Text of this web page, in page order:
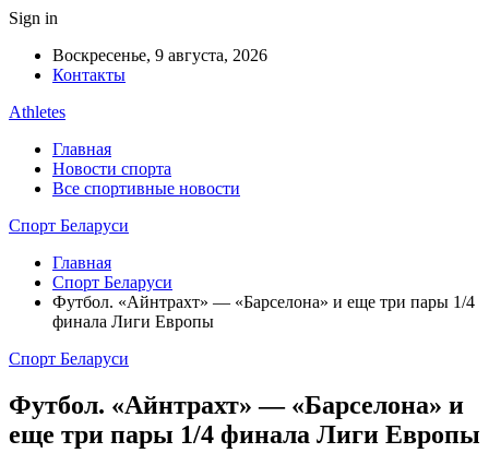
Sign in
Воскресенье, 9 августа, 2026
Контакты
Athletes
Главная
Новости спорта
Все спортивные новости
Спорт Беларуси
Главная
Спорт Беларуси
Футбол. «Айнтрахт» — «Барселона» и еще три пары 1/4
финала Лиги Европы
Спорт Беларуси
Футбол. «Айнтрахт» — «Барселона» и
еще три пары 1/4 финала Лиги Европы